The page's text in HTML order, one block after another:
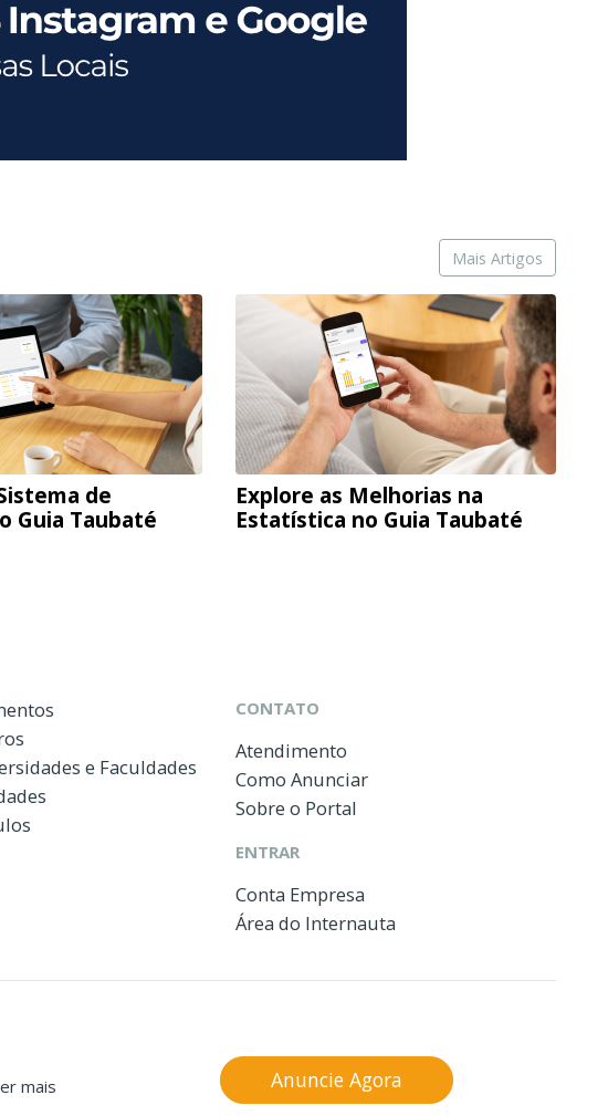
Mais Artigos
de
Guia Taubaté
Explore as Melhorias na
Estatística no Guia Taubaté
e Faculdades
CONTATO
Atendimento
Como Anunciar
Sobre o Portal
ENTRAR
Conta Empresa
Área do Internauta
mais
Anuncie Agora